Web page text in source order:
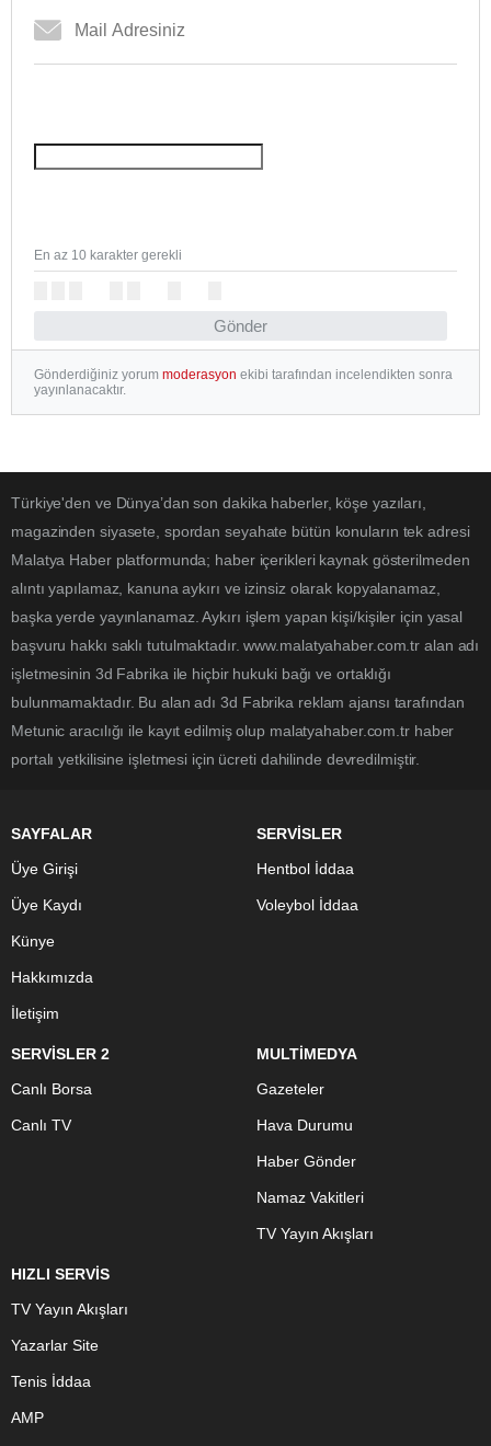
Gönder
En az 10 karakter gerekli
Gönderdiğiniz yorum moderasyon ekibi tarafından incelendikten sonra
yayınlanacaktır.
Türkiye'den ve Dünya’dan son dakika haberler, köşe yazıları,
magazinden siyasete, spordan seyahate bütün konuların tek adresi
Malatya Haber platformunda; haber içerikleri kaynak gösterilmeden
alıntı yapılamaz, kanuna aykırı ve izinsiz olarak kopyalanamaz,
başka yerde yayınlanamaz. Aykırı işlem yapan kişi/kişiler için yasal
başvuru hakkı saklı tutulmaktadır. www.malatyahaber.com.tr alan adı
işletmesinin 3d Fabrika ile hiçbir hukuki bağı ve ortaklığı
bulunmamaktadır. Bu alan adı 3d Fabrika reklam ajansı tarafından
Metunic aracılığı ile kayıt edilmiş olup malatyahaber.com.tr haber
portalı yetkilisine işletmesi için ücreti dahilinde devredilmiştir.
SAYFALAR
Üye Girişi
Üye Kaydı
Künye
Hakkımızda
İletişim
SERVİSLER
Hentbol İddaa
Voleybol İddaa
SERVİSLER 2
Canlı Borsa
Canlı TV
MULTİMEDYA
Gazeteler
Hava Durumu
Haber Gönder
Namaz Vakitleri
TV Yayın Akışları
HIZLI SERVİS
TV Yayın Akışları
Yazarlar Site
Tenis İddaa
AMP